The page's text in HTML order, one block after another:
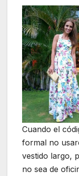
Cuando el
formal no
vestido largo,
no sea de